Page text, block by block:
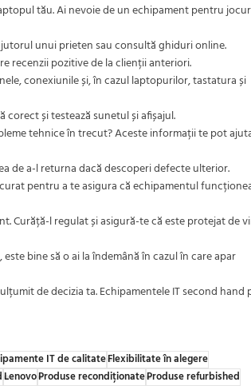
tău. Ai nevoie de un echipament pentru
unui prieten sau consultă ghiduri online.
recenzii pozitive de la clienții anteriori.
conexiunile și, în cazul laptopurilor, tastatura și
și testează sunetul și afișajul.
tehnice în trecut? Aceste informații te pot
de a-l returna dacă descoperi defecte ulterior.
pentru a te asigura că echipamentul
Curăță-l regulat și asigură-te că este protejat de
bine să o ai la îndemână în cazul în care apar
de decizia ta. Echipamentele IT second hand
IT de calitateFlexibilitate în alegere
LenovoProduse recondiționateProduse refurbished